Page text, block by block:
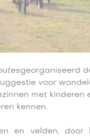
georganiseerd
voor
met kinderen
kennen.
en velden, door